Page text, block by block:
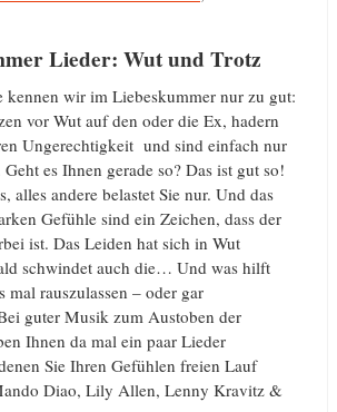
Lieder: Wut und Trotz
kennen wir im Liebeskummer nur zu gut:
vor Wut auf den oder die Ex, hadern
Ungerechtigkeit und sind einfach nur
es Ihnen gerade so? Das ist gut so!
alles andere belastet Sie nur. Und das
Gefühle sind ein Zeichen, dass der
ist. Das Leiden hat sich in Wut
schwindet auch die… Und was hilft
mal rauszulassen – oder gar
guter Musik zum Austoben der
Ihnen da mal ein paar Lieder
Sie Ihren Gefühlen freien Lauf
Diao, Lily Allen, Lenny Kravitz &